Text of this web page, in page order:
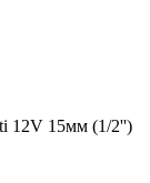
12V 15мм (1/2'')